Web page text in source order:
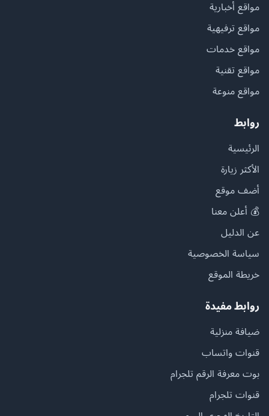
مواقع أخبارية
مواقع ترفيهية
مواقع خدمات
مواقع تقنية
مواقع منوعة
روابط
الرئيسية
الأكثر زيارة
أضف موقع
💰 أعلن معنا
عن الدليل
سياسة الخصوصية
خريطة الموقع
روابط مفيدة
ضيافة منزلية
قنوات واتساب
بوت معرفة الرقم تلجرام
قنوات تلجرام